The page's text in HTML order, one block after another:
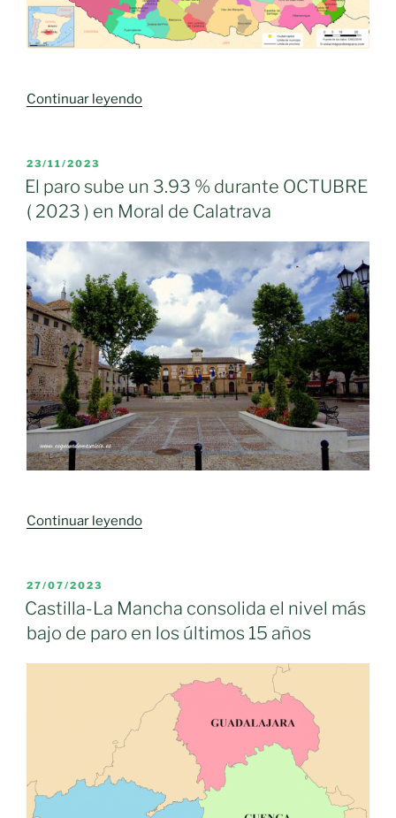
la
afiliación
800.000
vez
en
Continuar leyendo«Mejora
evolución
del
en
provincia
de
Ciudad
Real»
PUBLICADO
EL
23/11/2023
El paro sube un 3.93 % durante OCTUBRE
( 2023 ) en Moral de Calatrava
Continuar leyendo«El
3.93
%
OCTUBRE
2023
de
PUBLICADO
EL
27/07/2023
Castilla-La Mancha consolida el nivel más
bajo de paro en los últimos 15 años